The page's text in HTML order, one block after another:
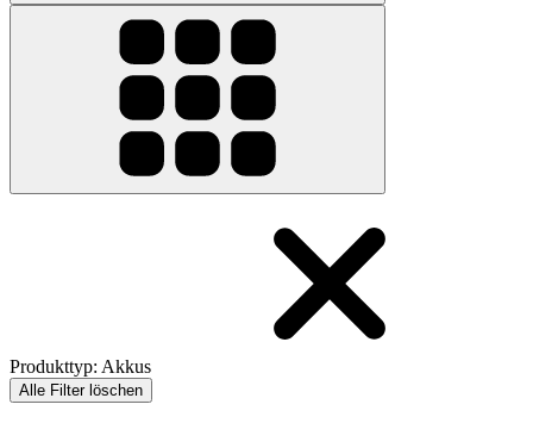
Produkttyp: Akkus
Alle Filter löschen